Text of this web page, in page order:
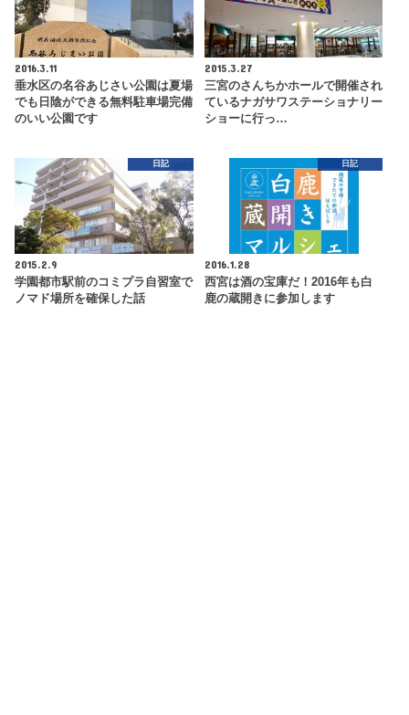
2016.3.11
垂水区の名谷あじさい公園は夏場
でも日陰ができる無料駐車場完備
のいい公園です
2015.3.27
三宮のさんちかホールで開催され
ているナガサワステーショナリー
ショーに行っ…
日記
2015.2.9
学園都市駅前のコミプラ自習室で
ノマド場所を確保した話
日記
2016.1.28
西宮は酒の宝庫だ！2016年も白
鹿の蔵開きに参加します